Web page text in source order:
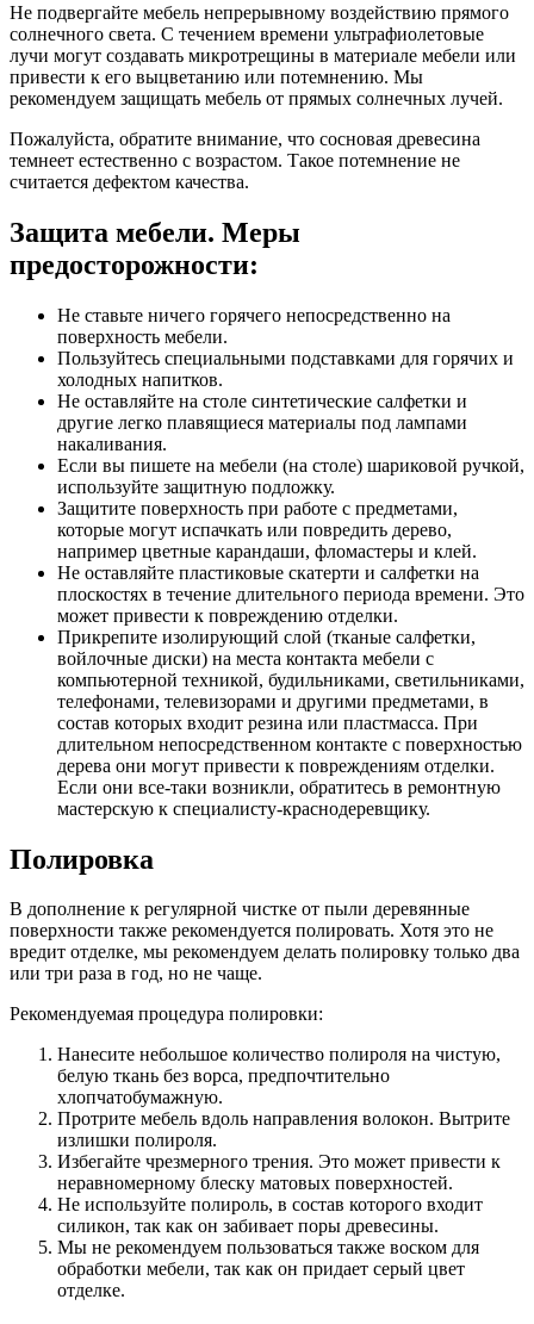
Не подвергайте мебель непрерывному воздействию прямого
солнечного света. С течением времени ультрафиолетовые
лучи могут создавать микротрещины в материале мебели или
привести к его выцветанию или потемнению. Мы
рекомендуем защищать мебель от прямых солнечных лучей.
Пожалуйста, обратите внимание, что сосновая древесина
темнеет естественно с возрастом. Такое потемнение не
считается дефектом качества.
Защита мебели. Меры
предосторожности:
Не ставьте ничего горячего непосредственно на
поверхность мебели.
Пользуйтесь специальными подставками для горячих и
холодных напитков.
Не оставляйте на столе синтетические салфетки и
другие легко плавящиеся материалы под лампами
накаливания.
Если вы пишете на мебели (на столе) шариковой ручкой,
используйте защитную подложку.
Защитите поверхность при работе с предметами,
которые могут испачкать или повредить дерево,
например цветные карандаши, фломастеры и клей.
Не оставляйте пластиковые скатерти и салфетки на
плоскостях в течение длительного периода времени. Это
может привести к повреждению отделки.
Прикрепите изолирующий слой (тканые салфетки,
войлочные диски) на места контакта мебели с
компьютерной техникой, будильниками, светильниками,
телефонами, телевизорами и другими предметами, в
состав которых входит резина или пластмасса. При
длительном непосредственном контакте с поверхностью
дерева они могут привести к повреждениям отделки.
Если они все-таки возникли, обратитесь в ремонтную
мастерскую к специалисту-краснодеревщику.
Полировка
В дополнение к регулярной чистке от пыли деревянные
поверхности также рекомендуется полировать. Хотя это не
вредит отделке, мы рекомендуем делать полировку только два
или три раза в год, но не чаще.
Рекомендуемая процедура полировки:
Нанесите небольшое количество полироля на чистую,
белую ткань без ворса, предпочтительно
хлопчатобумажную.
Протрите мебель вдоль направления волокон. Вытрите
излишки полироля.
Избегайте чрезмерного трения. Это может привести к
неравномерному блеску матовых поверхностей.
Не используйте полироль, в состав которого входит
силикон, так как он забивает поры древесины.
Мы не рекомендуем пользоваться также воском для
обработки мебели, так как он придает серый цвет
отделке.